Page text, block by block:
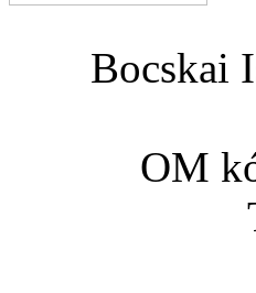
Bocskai
OM